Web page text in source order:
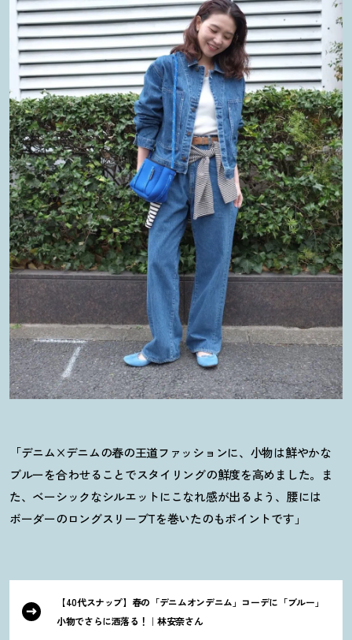
「デニム×デニムの春の王道ファッションに、小物は鮮やかな
ブルーを合わせることでスタイリングの鮮度を高めました。ま
た、ベーシックなシルエットにこなれ感が出るよう、腰には
ボーダーのロングスリーブTを巻いたのもポイントです」
【40代スナップ】春の「デニムオンデニム」コーデに「ブルー」
小物でさらに洒落る ！ ｜林安奈さん